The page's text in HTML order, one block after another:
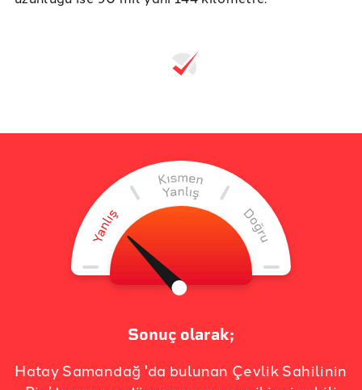
Sonuç olarak;
Hatay Samandağ 'da bulunan Çevlik Sahilinin